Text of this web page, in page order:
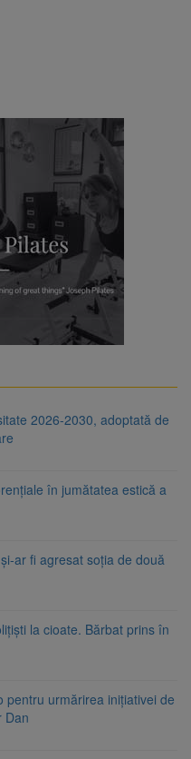
2026-2030, adoptată de
în jumătatea estică a
ar fi agresat soția de două
la cioate. Bărbat prins în
pentru urmărirea inițiativei de
Dan